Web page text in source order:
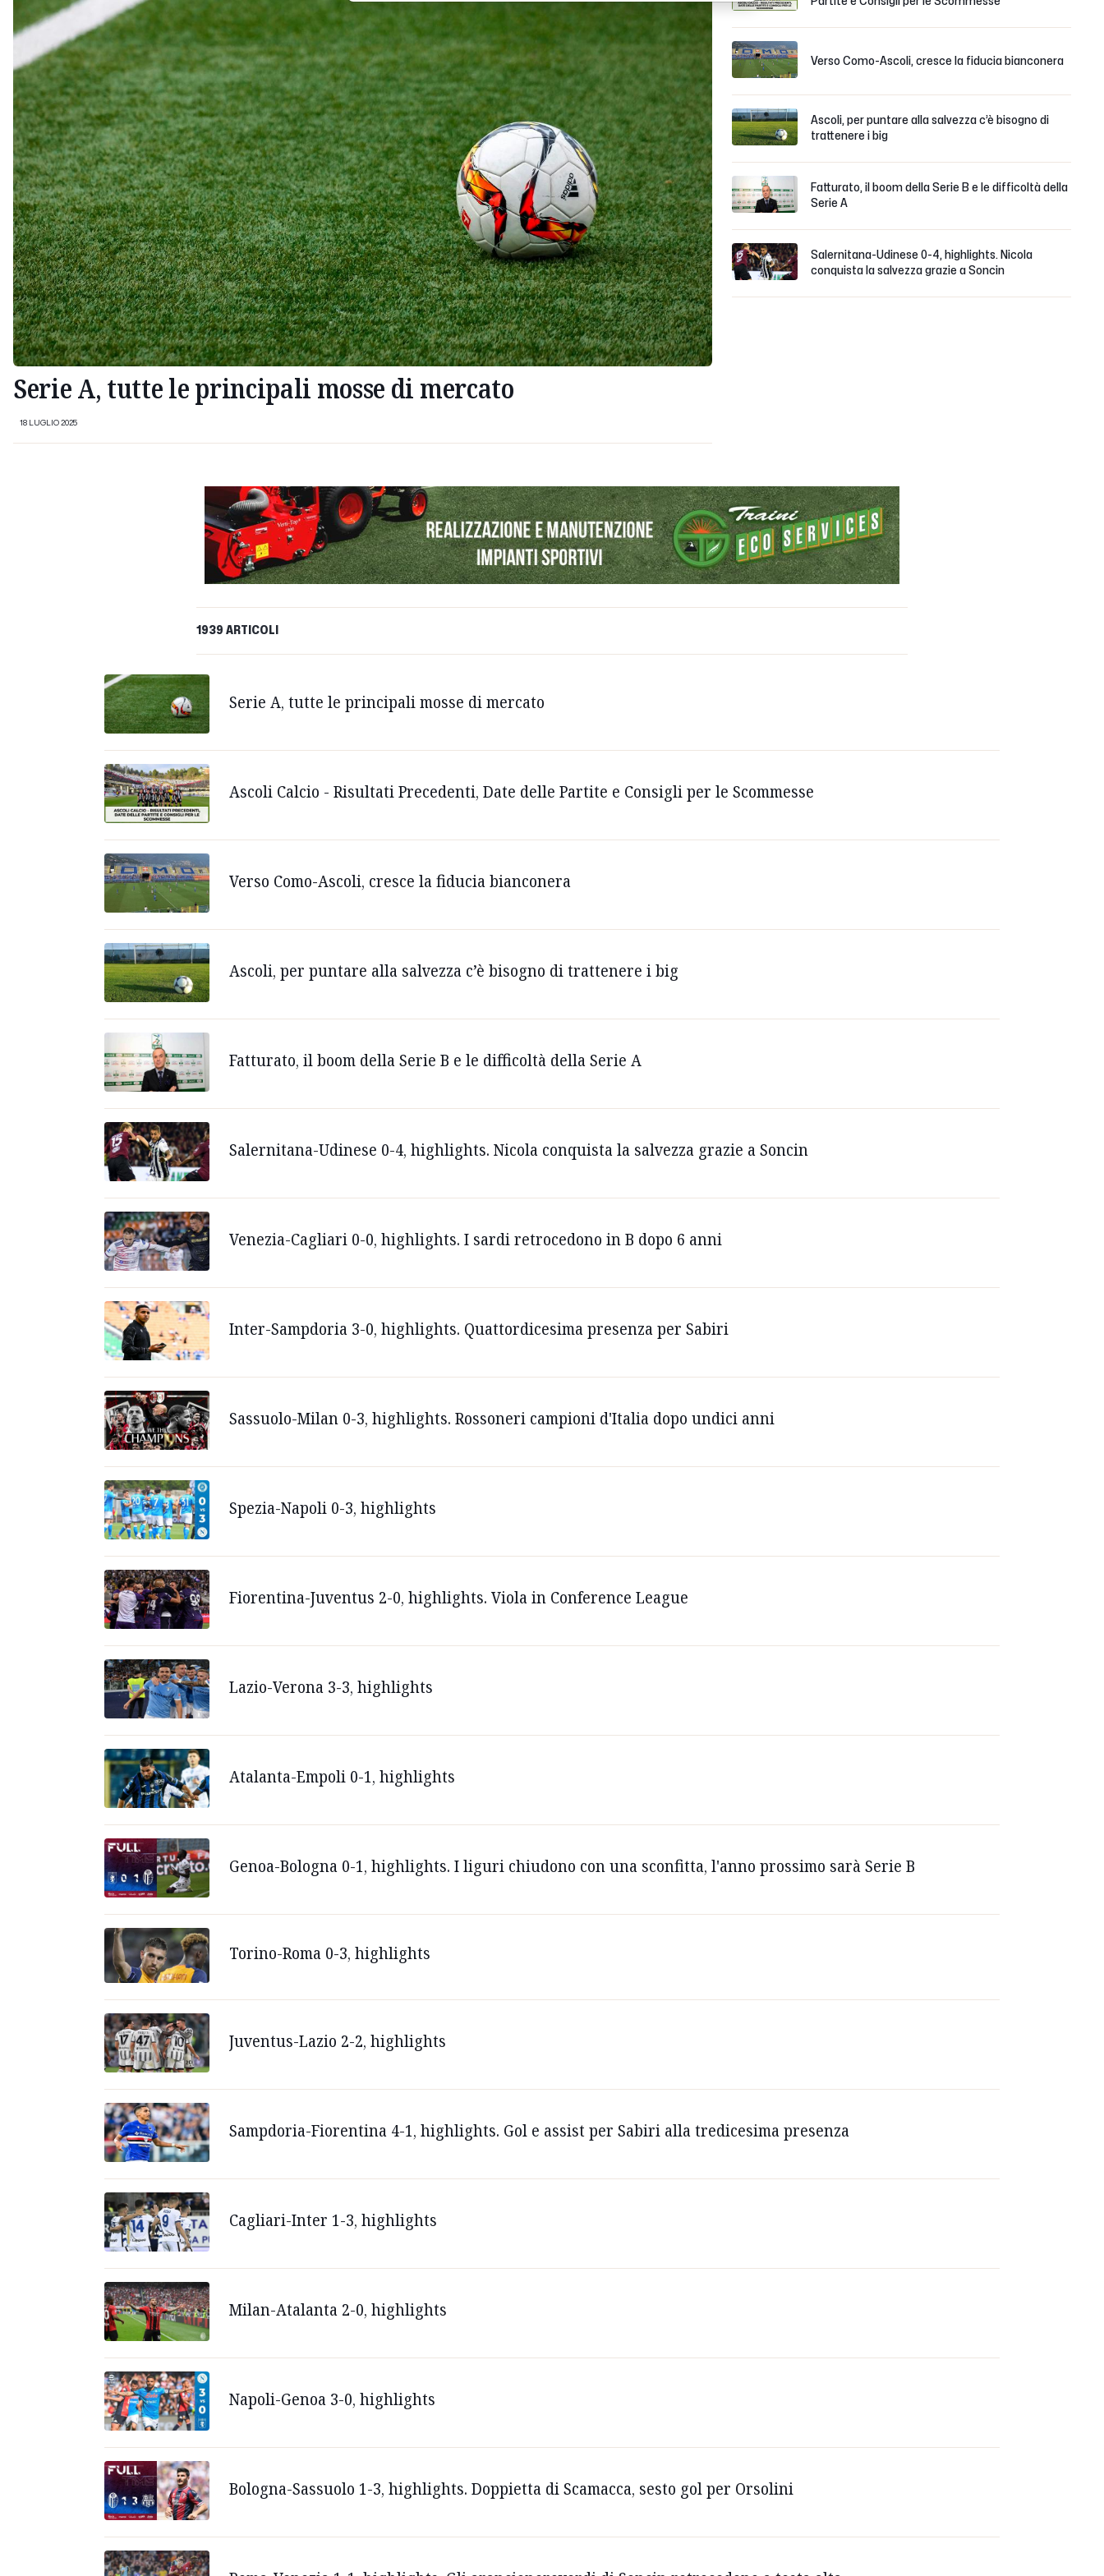
Serie A, tutte le principali mosse di mercato
18 LUGLIO 2025
Verso Como-Ascoli, cresce la fiducia bianconera
Ascoli, per puntare alla salvezza c’è bisogno di
trattenere i big
Fatturato, il boom della Serie B e le difficoltà della
Serie A
Salernitana-Udinese 0-4, highlights. Nicola
conquista la salvezza grazie a Soncin
1939 ARTICOLI
Serie A, tutte le principali mosse di mercato
Ascoli Calcio - Risultati Precedenti, Date delle Partite e Consigli per le Scommesse
Verso Como-Ascoli, cresce la fiducia bianconera
Ascoli, per puntare alla salvezza c’è bisogno di trattenere i big
Fatturato, il boom della Serie B e le difficoltà della Serie A
Salernitana-Udinese 0-4, highlights. Nicola conquista la salvezza grazie a Soncin
Venezia-Cagliari 0-0, highlights. I sardi retrocedono in B dopo 6 anni
Inter-Sampdoria 3-0, highlights. Quattordicesima presenza per Sabiri
Sassuolo-Milan 0-3, highlights. Rossoneri campioni d'Italia dopo undici anni
Spezia-Napoli 0-3, highlights
Fiorentina-Juventus 2-0, highlights. Viola in Conference League
Lazio-Verona 3-3, highlights
Atalanta-Empoli 0-1, highlights
Genoa-Bologna 0-1, highlights. I liguri chiudono con una sconfitta, l'anno prossimo sarà Serie B
Torino-Roma 0-3, highlights
Juventus-Lazio 2-2, highlights
Sampdoria-Fiorentina 4-1, highlights. Gol e assist per Sabiri alla tredicesima presenza
Cagliari-Inter 1-3, highlights
Milan-Atalanta 2-0, highlights
Napoli-Genoa 3-0, highlights
Bologna-Sassuolo 1-3, highlights. Doppietta di Scamacca, sesto gol per Orsolini